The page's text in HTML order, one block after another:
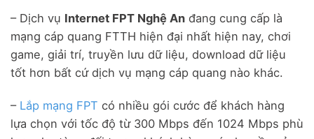
– Dịch vụ Internet FPT Nghệ An đang cung cấp là
mạng cáp quang FTTH hiện đại nhất hiện nay, chơi
game, giải trí, truyền lưu dữ liệu, download dữ liệu
tốt hơn bất cứ dịch vụ mạng cáp quang nào khác.
– Lắp mạng FPT có nhiều gói cước để khách hàng
lựa chọn với tốc độ từ 300 Mbps đến 1024 Mbps phù